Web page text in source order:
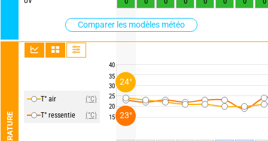
Comparer les modèles météo
T° air
(°C)
T° ressentie
(°C)
40
35
30
25
20
15
24°
23°